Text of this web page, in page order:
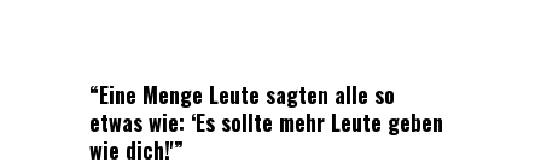
“Eine Menge Leute sagten alle so
etwas wie: ‘Es sollte mehr Leute geben
wie dich!'”